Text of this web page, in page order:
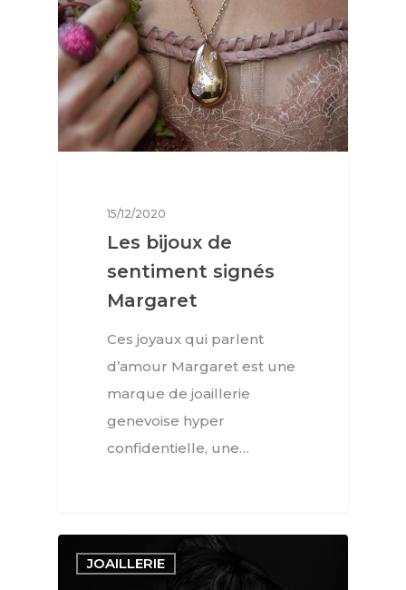
15/12/2020
Les bijoux de
sentiment signés
Margaret
Ces joyaux qui parlent
d’amour Margaret est une
marque de joaillerie
genevoise hyper
confidentielle, une…
JOAILLERIE